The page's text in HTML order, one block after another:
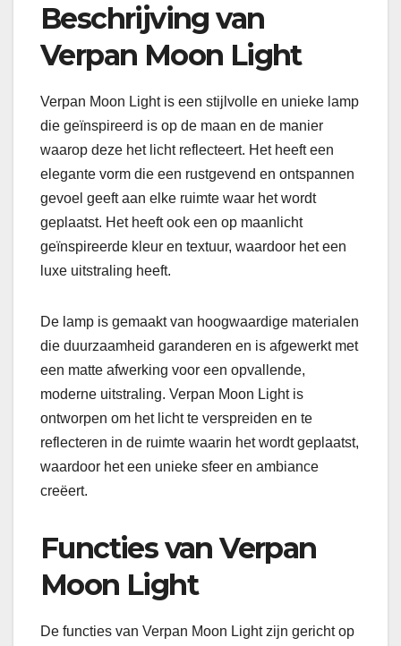
Beschrijving van
Verpan Moon Light
Verpan Moon Light is een stijlvolle en unieke lamp
die geïnspireerd is op de maan en de manier
waarop deze het licht reflecteert. Het heeft een
elegante vorm die een rustgevend en ontspannen
gevoel geeft aan elke ruimte waar het wordt
geplaatst. Het heeft ook een op maanlicht
geïnspireerde kleur en textuur, waardoor het een
luxe uitstraling heeft.
De lamp is gemaakt van hoogwaardige materialen
die duurzaamheid garanderen en is afgewerkt met
een matte afwerking voor een opvallende,
moderne uitstraling. Verpan Moon Light is
ontworpen om het licht te verspreiden en te
reflecteren in de ruimte waarin het wordt geplaatst,
waardoor het een unieke sfeer en ambiance
creëert.
Functies van Verpan
Moon Light
De functies van Verpan Moon Light zijn gericht op